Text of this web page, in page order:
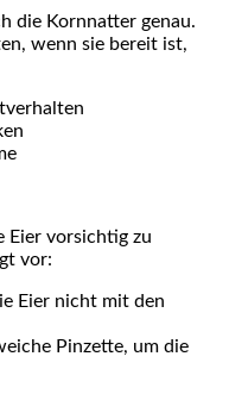
die Kornnatter ‌genau.
⁣wenn sie ​bereit ist,
Eier ⁣vorsichtig zu‌
vor:
Eier nicht⁣ mit den
Pinzette, ⁢um die